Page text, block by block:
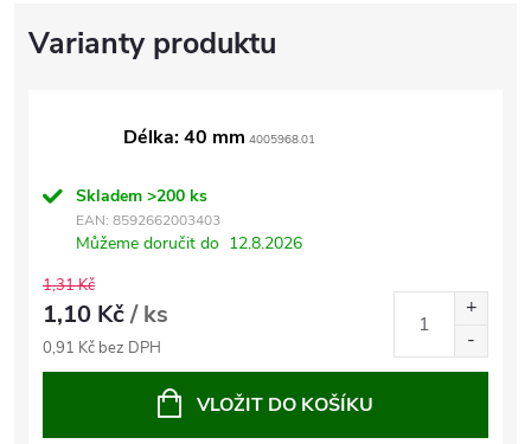
Délka: 40 mm 4005968.01
Skladem >200 ks
EAN: 8592662003403
Můžeme doručit do 12.8.2026
1,31 Kč
1,10 Kč/ ks
0,91 Kč bez DPH
VLOŽIT DO KOŠÍKU